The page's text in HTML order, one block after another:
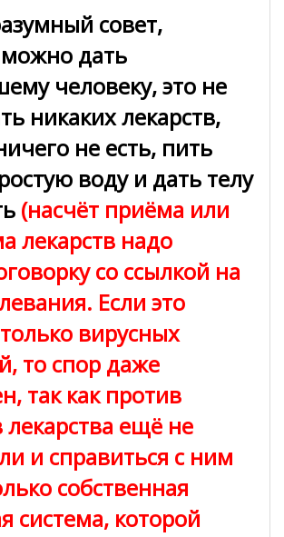
совет,
дать
человеку, это не
никаких лекарств,
не есть, пить
воду и дать телу
(насчёт приёма или
лекарств надо
со ссылкой на
Если это
только вирусных
то спор даже
так как против
лекарства ещё не
и справиться с ним
собственная
система, которой